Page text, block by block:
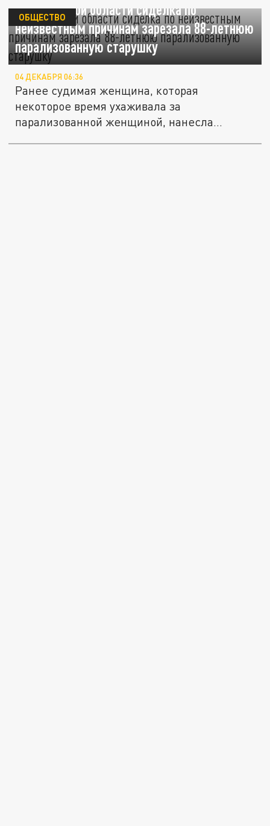
В Ростовской области сиделка по
неизвестным причинам зарезала 88-летнюю
парализованную старушку
ОБЩЕСТВО
04 ДЕКАБРЯ 06:36
Ранее судимая женщина, которая
некоторое время ухаживала за
парализованной женщиной, нанесла